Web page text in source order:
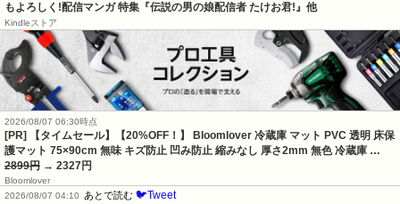
もよろしく!配信マンガ 特集『伝説の男の娘配信者 たけお君!』他
Kindleストア
2026/08/07 06:30時点
[PR] 【タイムセール】【20%OFF！】 Bloomlover 冷蔵庫 マット PVC 透明 床保
護マット 75×90cm 無味 キズ防止 凹み防止 縮みなし 厚さ2mm 無色 冷蔵庫 …
2899円 → 2327円
Bloomlover
2026/08/07 04:10
あとで読む 🐦Tweet